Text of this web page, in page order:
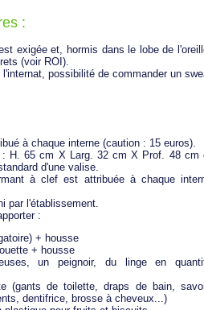
:
exigée et, hormis dans le lobe de
(voir ROI).
possibilité de commander un
à chaque interne (caution : 15 euros).
: H. 65 cm X Larg. 32 cm X Prof. 48 cm
d'une valise.
à clef est attribuée à chaque
par l'établissement.
:
+ housse
+ housse
un peignoir, du linge en
(gants de toilette, draps de bain,
dentifrice, brosse à cheveux...)